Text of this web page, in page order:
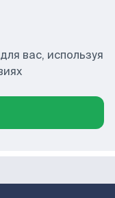
вас, используя